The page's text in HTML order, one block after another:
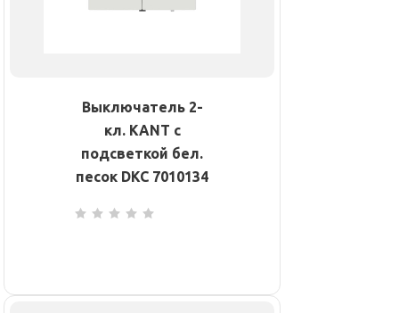
Выключатель 2-
кл. KANT с
подсветкой бел.
песок DKC 7010134